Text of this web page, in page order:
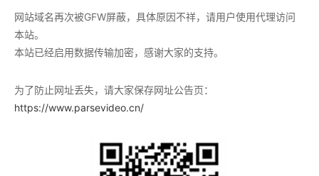
网站域名再次被GFW屏蔽，具体原因不祥，请用户使用代理访问
本站。
本站已经启用数据传输加密，感谢大家的支持。
为了防止网址丢失，请大家保存网址公告页：
https://www.parsevideo.cn/